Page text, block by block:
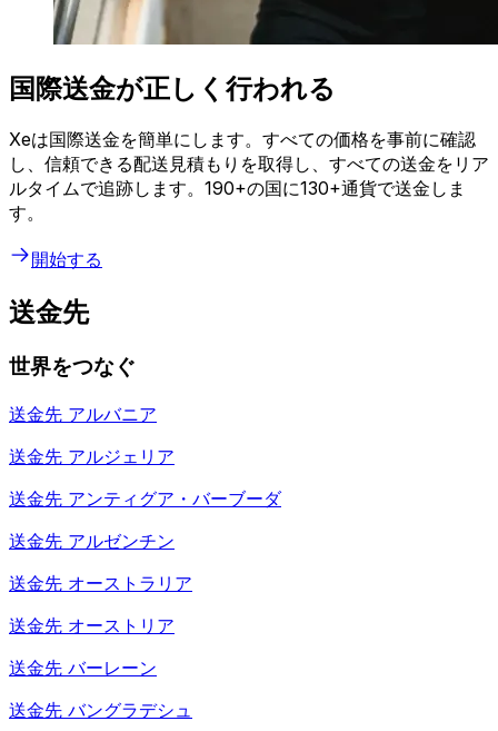
国際送金が正しく行われる
Xeは国際送金を簡単にします。すべての価格を事前に確認
し、信頼できる配送見積もりを取得し、すべての送金をリア
ルタイムで追跡します。190+の国に130+通貨で送金しま
す。
開始する
送金先
世界をつなぐ
送金先 アルバニア
送金先 アルジェリア
送金先 アンティグア・バーブーダ
送金先 アルゼンチン
送金先 オーストラリア
送金先 オーストリア
送金先 バーレーン
送金先 バングラデシュ